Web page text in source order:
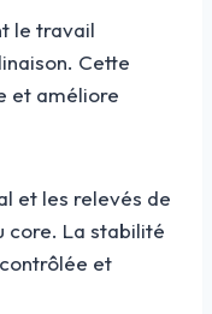
le travail
Cette
et améliore
et les relevés de
core. La stabilité
et